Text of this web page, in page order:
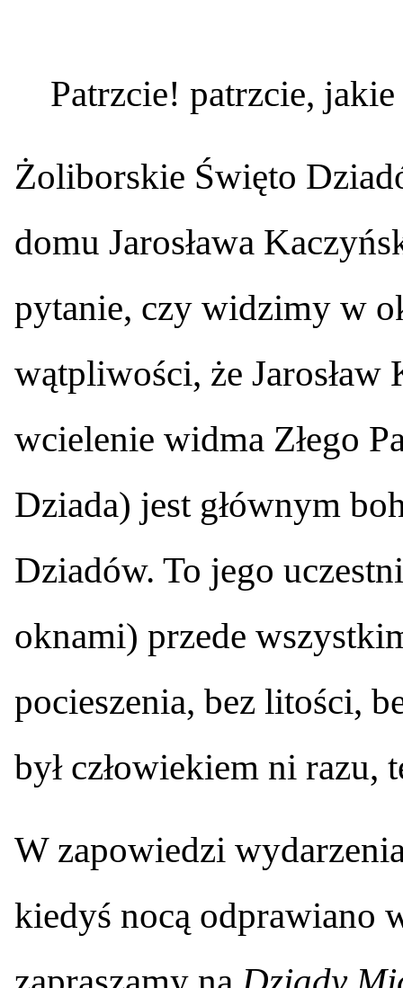
Patrzcie! patrzcie,
Żoliborskie Święto
domu Jarosława
pytanie, czy widzimy w
wątpliwości, że Jarosław
wcielenie widma Złego
Dziada) jest głównym
Dziadów. To jego
oknami) przede
pocieszenia, bez litości,
był człowiekiem ni razu,
W zapowiedzi
kiedyś nocą odprawiano